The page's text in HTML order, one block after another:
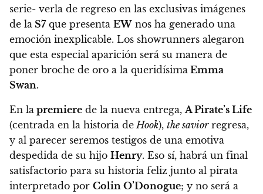
serie- verla de regreso en las exclusivas imágenes
de la S7que presenta EW nos ha generado una
emoción inexplicable. Los showrunners alegaron
que esta especial aparición será su manera de
poner broche de oro a la queridísima Emma
Swan.
En la premiere de la nueva entrega, A Pirate’s Life
(centrada en la historia de Hook), the saviorregresa,
y al parecer seremos testigos de una emotiva
despedida de su hijo Henry. Eso sí, habrá un final
satisfactorio para su historia feliz junto al pirata
interpretado por Colin O’Donogue; y no será a